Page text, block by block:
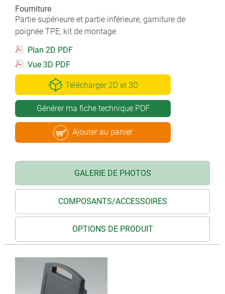
Fourniture
Partie supérieure et partie inférieure, garniture de
poignée TPE, kit de montage
Plan 2D PDF
Vue 3D PDF
Télécharger 2D et 3D
Générer ma fiche technique PDF
Ajouter au panier
GALERIE DE PHOTOS
COMPOSANTS/ACCESSOIRES
OPTIONS DE PRODUIT